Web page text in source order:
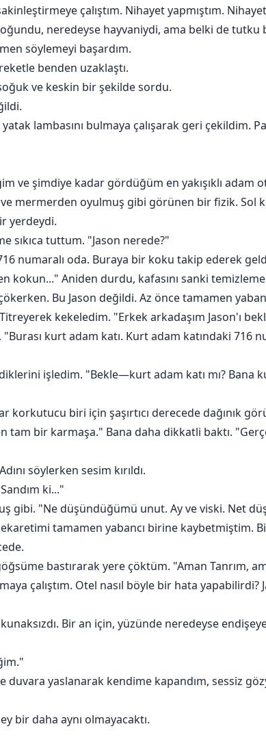
çalıştım. Nihayet yapmıştım.
neredeyse hayvaniydi, ama belki de tutku
söylemeyi başardım.
benden uzaklaştı.
ve keskin bir şekilde sordu.
lambasını bulmaya çalışarak geri çekildim.
ve şimdiye kadar gördüğüm en yakışıklı adam
mermerden oyulmuş gibi görünen bir fizik. Sol
yerdeydi.
sıkıca tuttum. "Jason nerede?"
numaralı oda. Buraya bir koku takip ederek
kokun..." Aniden durdu, kafasını sanki
Bu Jason değildi. Az önce tamamen
kekeledim. "Erkek arkadaşım Jason'ı
kurt adam katı. Kurt adam katındaki 716
işledim. "Bekle—kurt adam katı mı? Bana
korkutucu biri için şaşırtıcı derecede dağınık
tam bir karmaşa." Bana daha dikkatli baktı.
söylerken sesim kırıldı.
ki..."
gibi. "Ne düşündüğümü unut. Ay ve viski. Net
tamamen yabancı birine kaybetmiştim.
bastırarak yere çöktüm. "Aman Tanrım,
çalıştım. Otel nasıl böyle bir hata
Bir an için, yüzünde neredeyse
duvara yaslanarak kendime kapandım, sessiz
bir daha aynı olmayacaktı.